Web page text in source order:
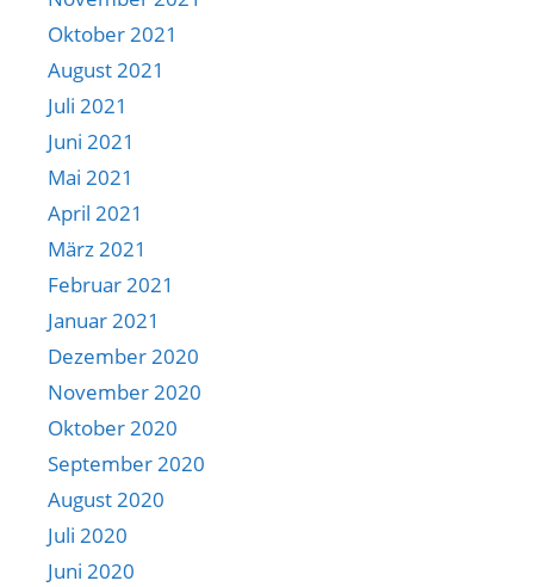
Oktober 2021
August 2021
Juli 2021
Juni 2021
Mai 2021
April 2021
März 2021
Februar 2021
Januar 2021
Dezember 2020
November 2020
Oktober 2020
September 2020
August 2020
Juli 2020
Juni 2020